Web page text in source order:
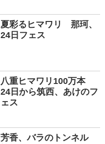
夏彩るヒマワリ 那珂、
24日フェス
八重ヒマワリ100万本
24日から筑西、あけのフ
ェス
芳香、バラのトンネル